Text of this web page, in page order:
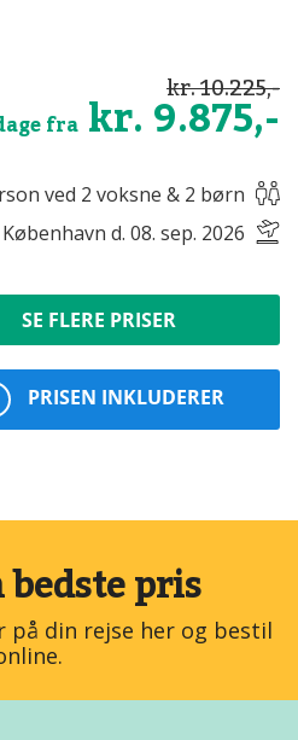
kr. 10.225,-
fra kr. 9.875,-
ved 2 voksne & 2 børn
d. 08. sep. 2026
SE FLERE PRISER
PRISEN INKLUDERER
bedste pris
på din rejse her og bestil